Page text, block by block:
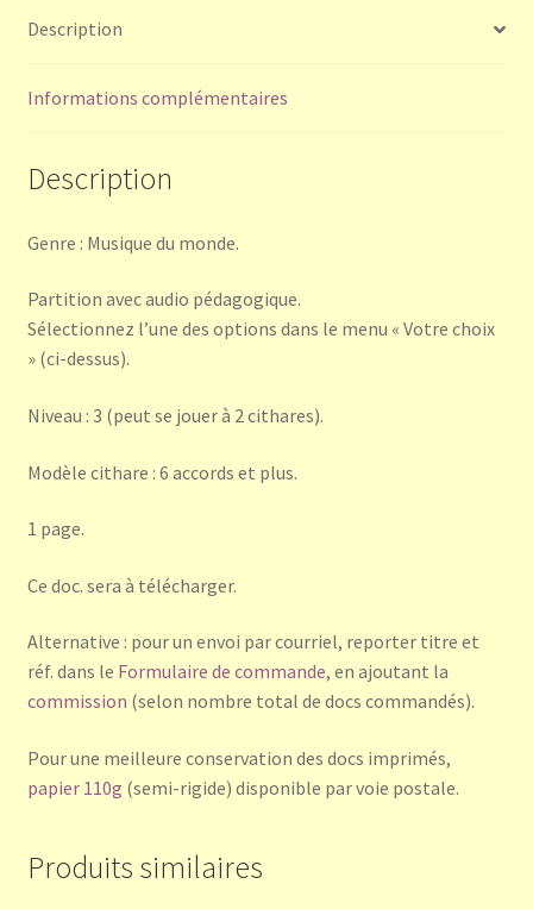
Description
Informations complémentaires
Description
Genre : Musique du monde.
Partition avec audio pédagogique.
Sélectionnez l’une des options dans le menu « Votre choix
» (ci-dessus).
Niveau : 3 (peut se jouer à 2 cithares).
Modèle cithare : 6 accords et plus.
1 page.
Ce doc. sera à télécharger.
Alternative : pour un envoi par courriel, reporter titre et
réf. dans le Formulaire de commande, en ajoutant la
commission (selon nombre total de docs commandés).
Pour une meilleure conservation des docs imprimés,
papier 110g (semi-rigide) disponible par voie postale.
Produits similaires